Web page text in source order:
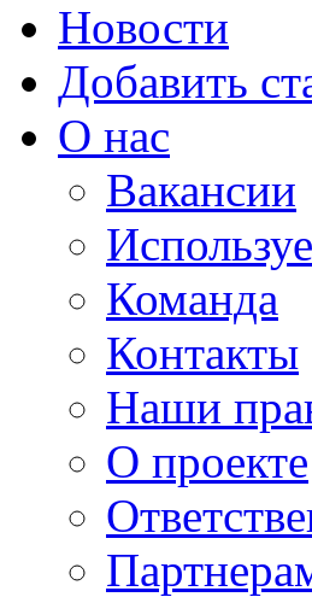
Новости
Добавить
О нас
Вакансии
Команда
Контакты
Наши
О проекте